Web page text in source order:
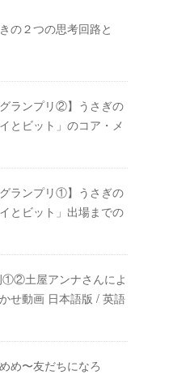
の２つの思考回路と
グランプリ②】うさぎの
とビット」のコア・メ
グランプリ①】うさぎの
とビット」出場までの
①②土屋アンナさんによ
せ動画 日本語版 / 英語
め〜友だちになろ